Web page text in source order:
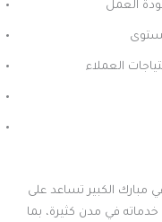
العمل
العملاء
مبارك الكبير تساعد على
خدماته في مدن كثيرة، بما